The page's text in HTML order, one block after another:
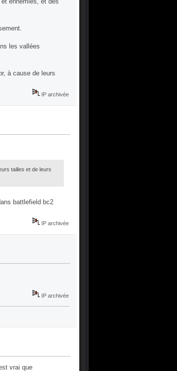
les vallées
à cause de leurs
IP archivée
tailles et de leurs
battlefield bc2
IP archivée
IP archivée
vrai que